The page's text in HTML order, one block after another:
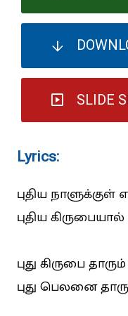
SLIDE
Lyrics:
புதிய
புதிய
புது கிருபை
புது பெலனை